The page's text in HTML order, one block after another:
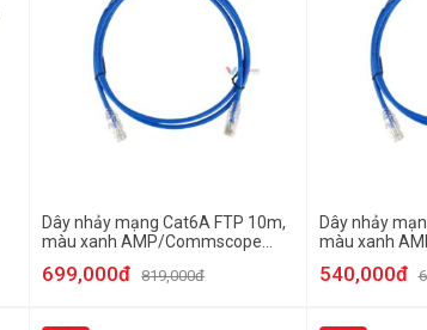
Dây nhảy mạng Cat6A FTP 10m,
màu xanh AMP/Commscope
NPC6ASZDB-BL010M
699,000đ 819,000đ
Dây nhảy
màu xanh
540,000đ